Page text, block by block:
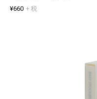
¥660 + 税